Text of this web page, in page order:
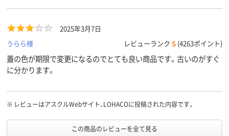
2025年3月7日
うらら様
レビューランク S (4263ポイント)
蓋の色が期限で変更になるのでとても良い商品です。古いのがすぐ
に分かります。
※ レビューはアスクルWebサイト、LOHACOに投稿された内容です。
この商品のレビューを全て見る